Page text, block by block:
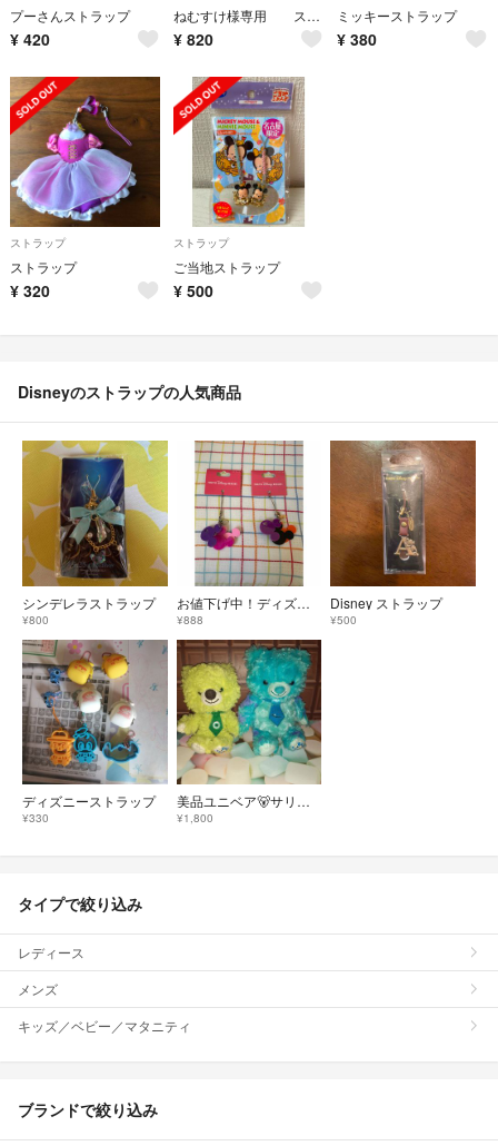
プーさんストラップ
¥ 420
ねむすけ様専用 ストラップチャーム 2つ
¥ 820
ミッキーストラップ
¥ 380
ストラップ
ストラップ
¥ 320
ストラップ
ご当地ストラップ
¥ 500
Disneyのストラップの人気商品
シンデレラストラップ
¥800
お値下げ中！ディズニーストラップ
¥888
Disney ストラップ
¥500
ディズニーストラップ
¥330
美品ユニベア🐻サリー&マイク チェーンストラップ
¥1,800
タイプで絞り込み
レディース
メンズ
キッズ／ベビー／マタニティ
ブランドで絞り込み